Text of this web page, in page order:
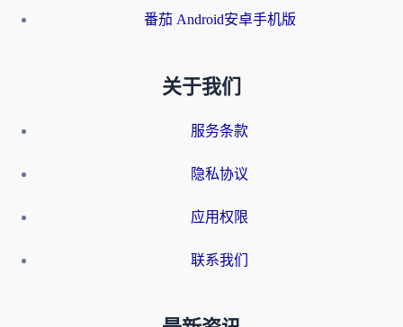
番茄 Android安卓手机版
关于我们
服务条款
隐私协议
应用权限
联系我们